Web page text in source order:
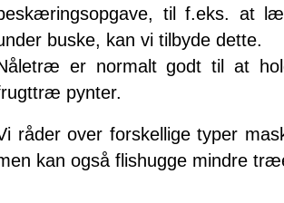
til f.eks. at
buske, kan vi tilbyde dette.
er normalt godt til at
pynter.
råder over forskellige typer
kan også flishugge mindre